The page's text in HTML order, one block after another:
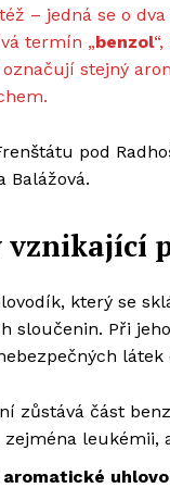
– jedná se o
termín „benzol
označují stejný
pod
Balážová.
vznikající
který se
sloučenin. Při
zůstává část
leukémii,